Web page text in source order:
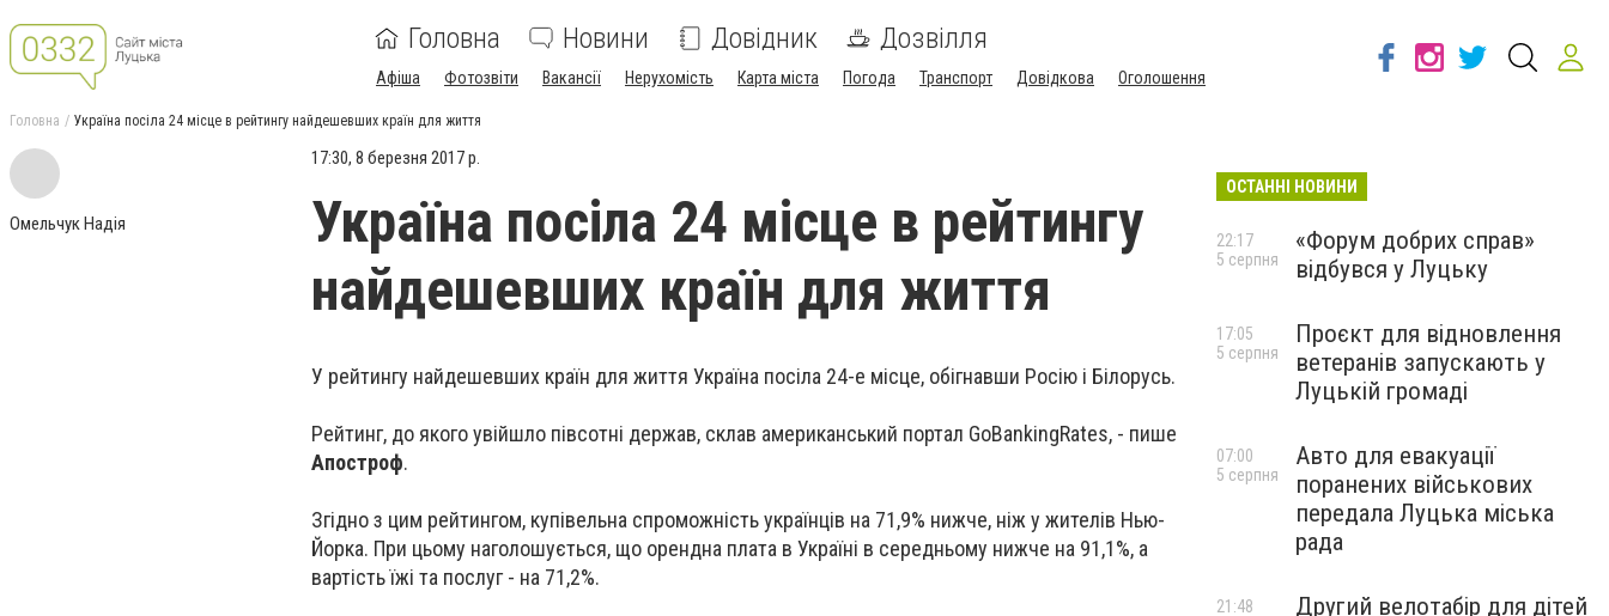
Головна Новини Довідник Дозвілля
Афіша Фотозвіти Вакансії Нерухомість Карта міста Погода Транспорт Довідкова Оголошення
Головна Україна посіла 24 місце в рейтингу найдешевших країн для життя
Омельчук Надія
17:30, 8 березня 2017 р.
Україна посіла 24 місце в рейтингу
найдешевших країн для життя
У рейтингу найдешевших країн для життя Україна посіла 24-е місце, обігнавши Росію і Білорусь.
Рейтинг, до якого увійшло півсотні держав, склав американський портал GoBankingRates, - пише
Апостроф.
Згідно з цим рейтингом, купівельна спроможність українців на 71,9% нижче, ніж у жителів Нью-
Йорка. При цьому наголошується, що орендна плата в Україні в середньому нижче на 91,1%, а
вартість їжі та послуг - на 71,2%.
ОСТАННІ НОВИНИ
«Форум добрих справ»
відбувся у Луцьку
22:17
5 серпня
Проєкт для відновлення
ветеранів запускають у
Луцькій громаді
17:05
5 серпня
Авто для евакуації
поранених військових
передала Луцька міська
рада
07:00
5 серпня
Другий велотабір для дітей
21:48